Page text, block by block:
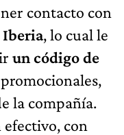
contacto con
Iberia, lo cual le
un código de
la compañía.
efectivo, con